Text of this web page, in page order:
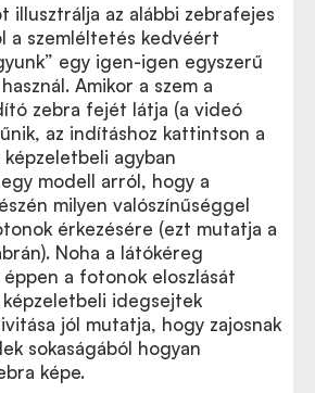
illusztrálja az alábbi zebrafejes
a szemléltetés kedvéért
egy igen-igen egyszerű
Amikor a szem a
zebra fejét látja (a videó
az indításhoz kattintson a
agyban
modell arról, hogy a
milyen valószínűséggel
érkezésére (ezt mutatja a
Noha a látókéreg
a fotonok eloszlását
idegsejtek
jól mutatja, hogy zajosnak
sokaságából hogyan
képe.